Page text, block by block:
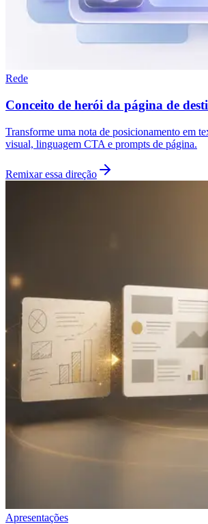
Rede
Conceito de herói da página de
Transforme uma nota de posicionamento em
visual, linguagem CTA e prompts de página.
Remixar essa direção
Apresentações